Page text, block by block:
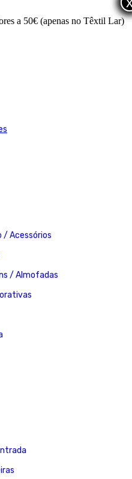
a 50€ (apenas no Têxtil Lar)
/ Acessórios
/ Almofadas